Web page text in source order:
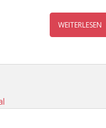
WEITERLESEN